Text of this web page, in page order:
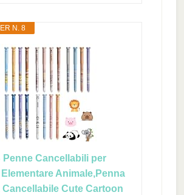
N. 8
Penne Cancellabili per
Animale,Penna
Cancellabile Cute Cartoon